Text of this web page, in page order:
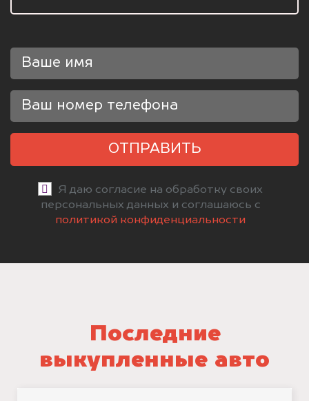
ОТПРАВИТЬ
Я даю согласие на обработку своих
персональных данных и соглашаюсь с
политикой конфиденциальности
Последние
выкупленные авто